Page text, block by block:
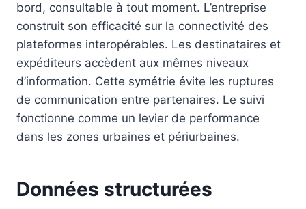
bord, consultable à tout moment. L’entreprise
construit son efficacité sur la connectivité des
plateformes interopérables. Les destinataires et
expéditeurs accèdent aux mêmes niveaux
d’information. Cette symétrie évite les ruptures
de communication entre partenaires. Le suivi
fonctionne comme un levier de performance
dans les zones urbaines et périurbaines.
Données structurées